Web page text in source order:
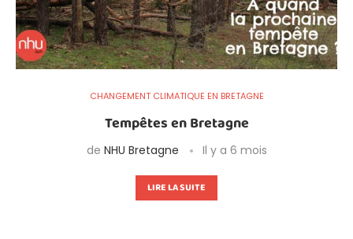
CHANGEMENT CLIMATIQUE EN BRETAGNE
Tempêtes en Bretagne
de NHU Bretagne Il y a 6 mois
LIRE LA SUITE